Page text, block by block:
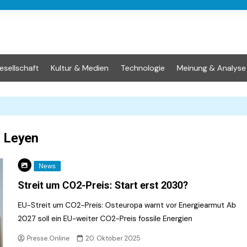
Kultur & Medien Technologie Meinung & Analyse
News
Streit um CO2-Preis: Start erst 2030?
EU-Streit um CO2-Preis: Osteuropa warnt vor Energiearmut Ab
2027 soll ein EU-weiter CO2-Preis fossile Energien
Presse.Online 20. Oktober 2025